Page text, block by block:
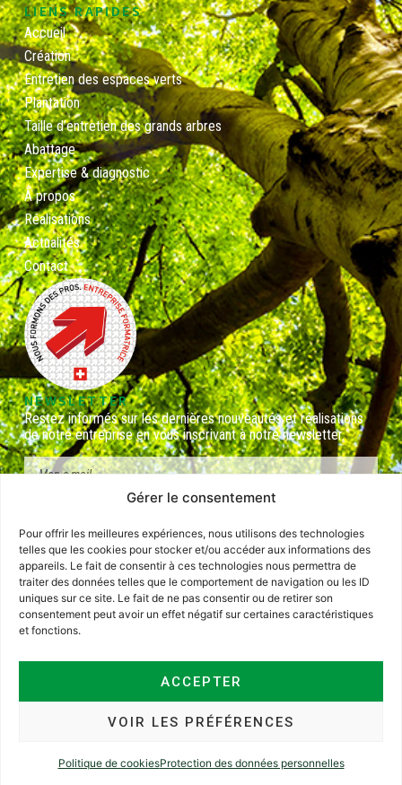
Gérer le consentement
Pour offrir les meilleures expériences, nous utilisons des technologies
telles que les cookies pour stocker et/ou accéder aux informations des
appareils. Le fait de consentir à ces technologies nous permettra de
traiter des données telles que le comportement de navigation ou les ID
uniques sur ce site. Le fait de ne pas consentir ou de retirer son
consentement peut avoir un effet négatif sur certaines caractéristiques
et fonctions.
ACCEPTER
VOIR LES PRÉFÉRENCES
Politique de cookiesProtection des données personnelles
LIENS RAPIDES
Accueil
Création
Entretien des espaces verts
Plantation
Taille d’entretien des grands arbres
Abattage
Expertise & diagnostic
À propos
Réalisations
Actualités
Contact
NEWSLETTER
Restez informés sur les dernières nouveautés et réalisations
de notre entreprise en vous inscrivant à notre newsletter.
.En savoir plus.
S'INSCRIRE
JURIDIQUE
Impressum
www.cOOmmunication.com&www.defi-pme.com